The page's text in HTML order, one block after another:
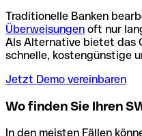
Traditionelle Banken
Überweisungen oft nur
Als Alternative bietet das
schnelle, kostengünstige
Jetzt Demo vereinbaren
Wo finden Sie Ihren
In den meisten Fällen